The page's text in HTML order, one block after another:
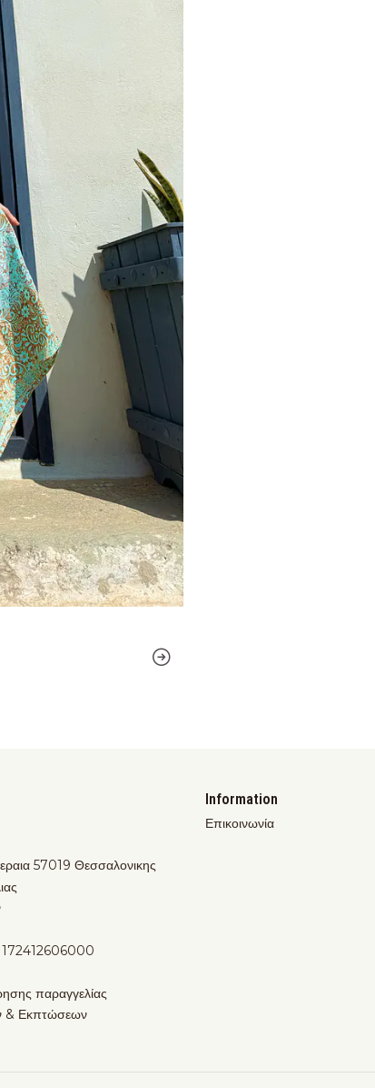
57019 Θεσσαλονικης
παραγγελίας
& Εκπτώσεων
Information
Επικοινωνία